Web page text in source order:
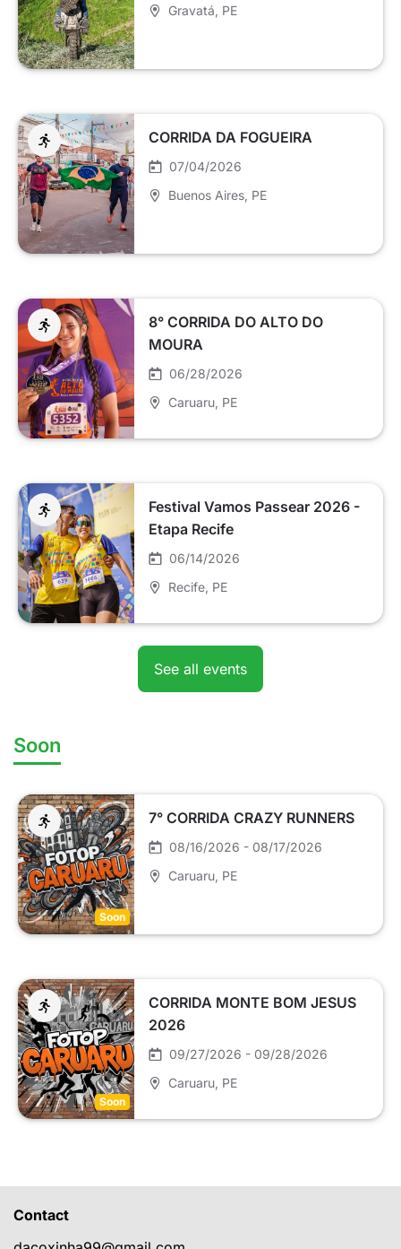
Gravatá , PE
CORRIDA DA FOGUEIRA
07/04/2026
Buenos Aires , PE
8° CORRIDA DO ALTO DO
MOURA
06/28/2026
Caruaru , PE
Festival Vamos Passear 2026 -
Etapa Recife
06/14/2026
Recife , PE
See all events
Soon
Soon
7° CORRIDA CRAZY RUNNERS
08/16/2026 - 08/17/2026
Caruaru , PE
Soon
CORRIDA MONTE BOM JESUS
2026
09/27/2026 - 09/28/2026
Caruaru , PE
Contact